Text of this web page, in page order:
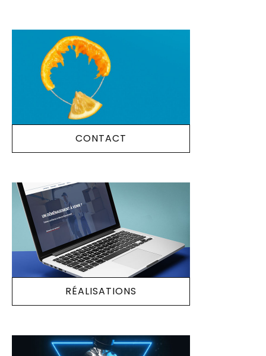
CONTACT
RÉALISATIONS